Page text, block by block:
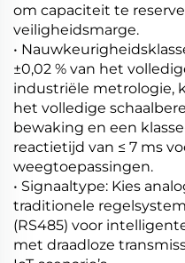
om capaciteit te
veiligheidsmarge.
•
±0,02 % van het
industriële metrologie,
het volledige
bewaking en een
reactietijd van ≤ 7 ms
weegtoepassingen.
• Signaaltype: Kies
traditionele
(RS485) voor
met draadloze